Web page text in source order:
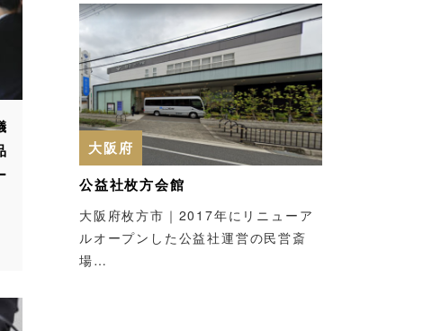
大阪府
公益社枚方会館
大阪府枚方市｜2017年にリニューア
ルオープンした公益社運営の民営斎
場…